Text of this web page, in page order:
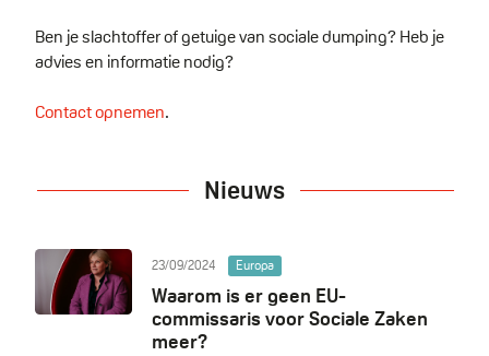
Ben je slachtoffer of getuige van sociale dumping? Heb je
advies en informatie nodig?
Contact opnemen.
Nieuws
23/09/2024 Europa
Waarom is er geen EU-
commissaris voor Sociale Zaken
meer?